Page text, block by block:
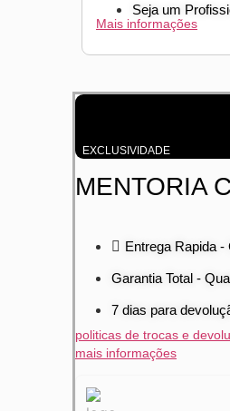
Seja um
Mais informações
EXCLUSIVIDADE
MENTORIA
Entrega Rapida
Garantia Total -
7 dias para
politicas de trocas e
mais informações